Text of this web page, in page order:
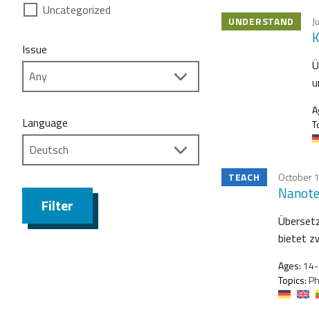
Uncategorized
Issue
Language
Filter
UNDERSTAND
TEACH October
bietet
Ages:
Topics: